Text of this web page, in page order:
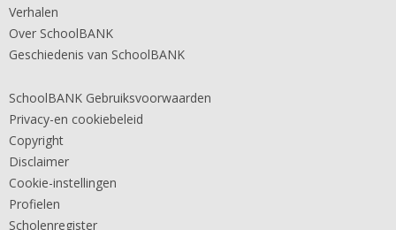
Verhalen
Over SchoolBANK
Geschiedenis van SchoolBANK
SchoolBANK Gebruiksvoorwaarden
Privacy-en cookiebeleid
Copyright
Disclaimer
Cookie-instellingen
Profielen
Scholenregister